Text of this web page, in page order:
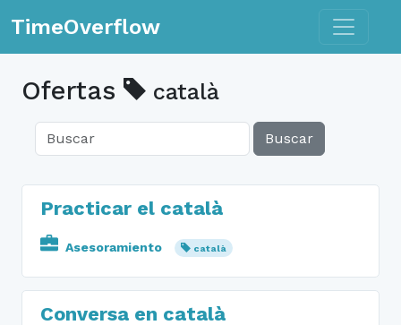
TimeOverflow Toggle
Ofertas català
Buscar
Practicar el català
Asesoramiento català
Conversa en català